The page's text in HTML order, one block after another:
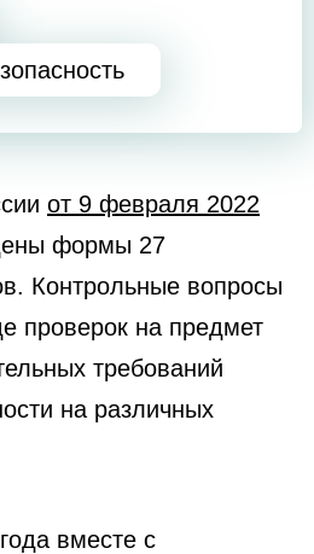
от 9 февраля 2022
формы 27
Контрольные вопросы
проверок на предмет
требований
на различных
вместе с